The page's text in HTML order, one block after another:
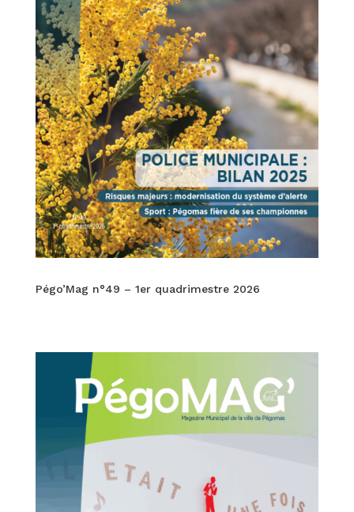
Pégo’Mag n°49 – 1er quadrimestre 2026